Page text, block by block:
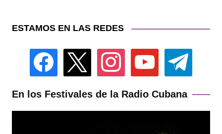
ESTAMOS EN LAS REDES
facebook instagram youtube telegram
En los Festivales de la Radio Cubana